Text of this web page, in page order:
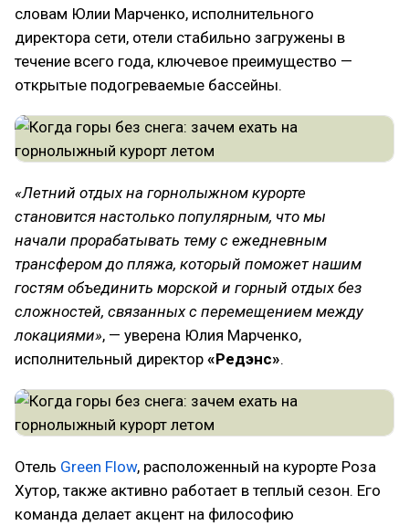
словам Юлии Марченко, исполнительного
директора сети, отели стабильно загружены в
течение всего года, ключевое преимущество —
открытые подогреваемые бассейны.
«Летний отдых на горнолыжном курорте
становится настолько популярным, что мы
начали прорабатывать тему с ежедневным
трансфером до пляжа, который поможет нашим
гостям объединить морской и горный отдых без
сложностей, связанных с перемещением между
локациями», — уверена Юлия Марченко,
исполнительный директор «Редэнс».
Отель Green Flow, расположенный на курорте Роза
Хутор, также активно работает в теплый сезон. Его
команда делает акцент на философию